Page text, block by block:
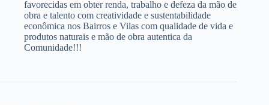
favorecidas em obter renda, trabalho e defeza da mão de
obra e talento com creatividade e sustentabilidade
econômica nos Bairros e Vilas com qualidade de vida e
produtos naturais e mão de obra autentica da
Comunidade!!!